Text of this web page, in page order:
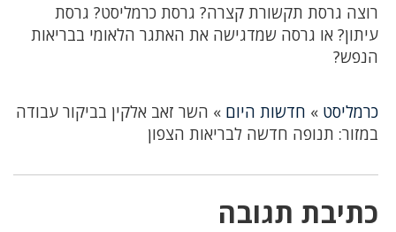
רוצה גרסת תקשורת קצרה? גרסת כרמליסט? גרסת
עיתון? או גרסה שמדגישה את האתגר הלאומי בבריאות
הנפש?
כרמליסט » חדשות היום » השר זאב אלקין בביקור עבודה
במזור: תנופה חדשה לבריאות הצפון
כתיבת תגובה